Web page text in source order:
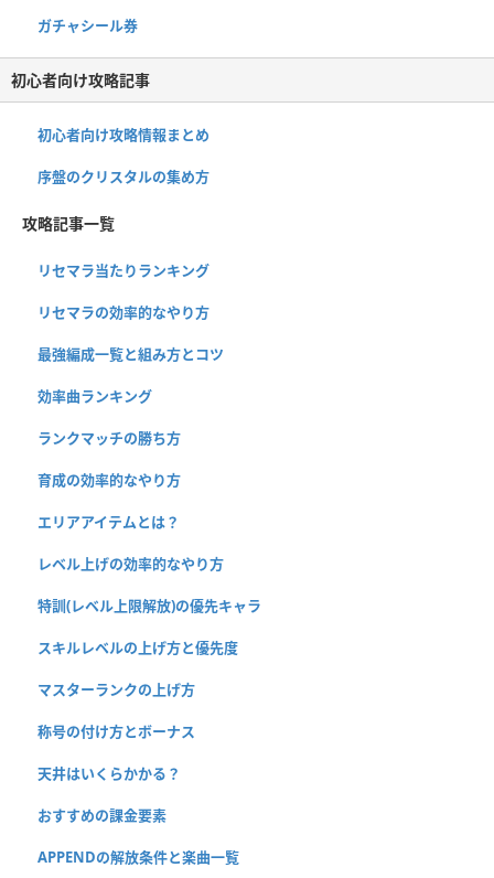
ガチャシール券
初心者向け攻略記事
初心者向け攻略情報まとめ
序盤のクリスタルの集め方
攻略記事一覧
リセマラ当たりランキング
リセマラの効率的なやり方
最強編成一覧と組み方とコツ
効率曲ランキング
ランクマッチの勝ち方
育成の効率的なやり方
エリアアイテムとは？
レベル上げの効率的なやり方
特訓(レベル上限解放)の優先キャラ
スキルレベルの上げ方と優先度
マスターランクの上げ方
称号の付け方とボーナス
天井はいくらかかる？
おすすめの課金要素
APPENDの解放条件と楽曲一覧